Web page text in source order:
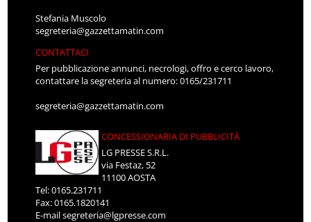
Stefania Muscolo
segreteria@gazzettamatin.com
CONTATTACI
Per pubblicazione annunci, necrologi, offro e cerco lavoro,
contattare la segreteria al numero: 0165/231711
segreteria@gazzettamatin.com
CONCESSIONARIA DI PUBBLICITÀ
LG PRESSE S.R.L.
via Festaz, 52
11100 AOSTA
Tel: 0165.231711
Fax: 0165.1820141
E-mailsegreteria@lgpresse.com